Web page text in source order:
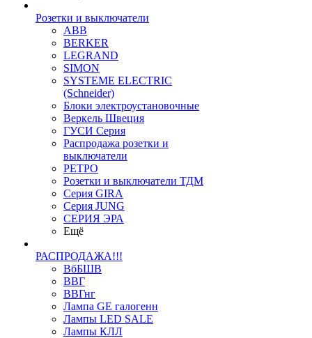
Розетки и выключатели
ABB
BERKER
LEGRAND
SIMON
SYSTEME ELECTRIC
(Schneider)
Блоки электроустановочные
Веркель Швеция
ГУСИ Серия
Распродажа розетки и
выключатели
РЕТРО
Розетки и выключатели ТДМ
Серия GIRA
Серия JUNG
СЕРИЯ ЭРА
Ещё
РАСПРОДАЖА!!!
ВбБШВ
ВВГ
ВВГнг
Лампа GE галогенн
Лампы LED SALE
Лампы КЛЛ